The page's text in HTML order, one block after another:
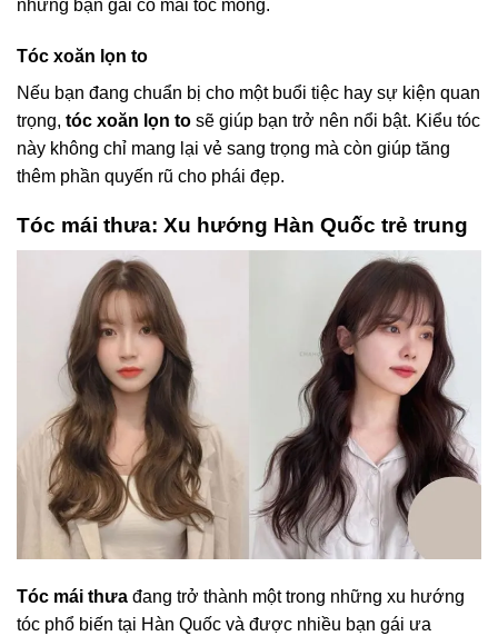
những bạn gái có mái tóc mỏng.
Tóc xoăn lọn to
Nếu bạn đang chuẩn bị cho một buổi tiệc hay sự kiện quan
trọng, tóc xoăn lọn to sẽ giúp bạn trở nên nổi bật. Kiểu tóc
này không chỉ mang lại vẻ sang trọng mà còn giúp tăng
thêm phần quyến rũ cho phái đẹp.
Tóc mái thưa: Xu hướng Hàn Quốc trẻ trung
Tóc mái thưa đang trở thành một trong những xu hướng
tóc phổ biến tại Hàn Quốc và được nhiều bạn gái ưa